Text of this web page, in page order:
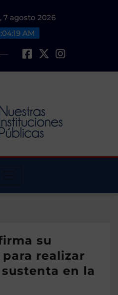
7 agosto 2026
AM
su
realizar
en la